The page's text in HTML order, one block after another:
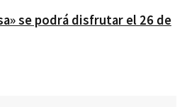
se podrá disfrutar el 26 de